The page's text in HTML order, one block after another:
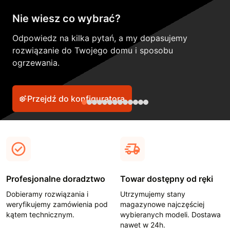
Nie wiesz co wybrać?
Odpowiedz na kilka pytań, a my dopasujemy
rozwiązanie do Twojego domu i sposobu
ogrzewania.
Przejdź do konfiguratora
Profesjonalne doradztwo
Dobieramy rozwiązania i
weryfikujemy zamówienia pod
kątem technicznym.
Towar dostępny od ręki
Utrzymujemy stany
magazynowe najczęściej
wybieranych modeli. Dostawa
nawet w 24h.